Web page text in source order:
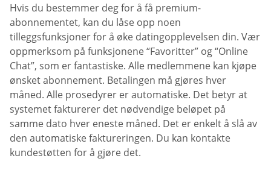
Hvis du bestemmer deg for å få premium-
abonnementet, kan du låse opp noen
tilleggsfunksjoner for å øke datingopplevelsen din. Vær
oppmerksom på funksjonene “Favoritter” og “Online
Chat”, som er fantastiske. Alle medlemmene kan kjøpe
ønsket abonnement. Betalingen må gjøres hver
måned. Alle prosedyrer er automatiske. Det betyr at
systemet fakturerer det nødvendige beløpet på
samme dato hver eneste måned. Det er enkelt å slå av
den automatiske faktureringen. Du kan kontakte
kundestøtten for å gjøre det.